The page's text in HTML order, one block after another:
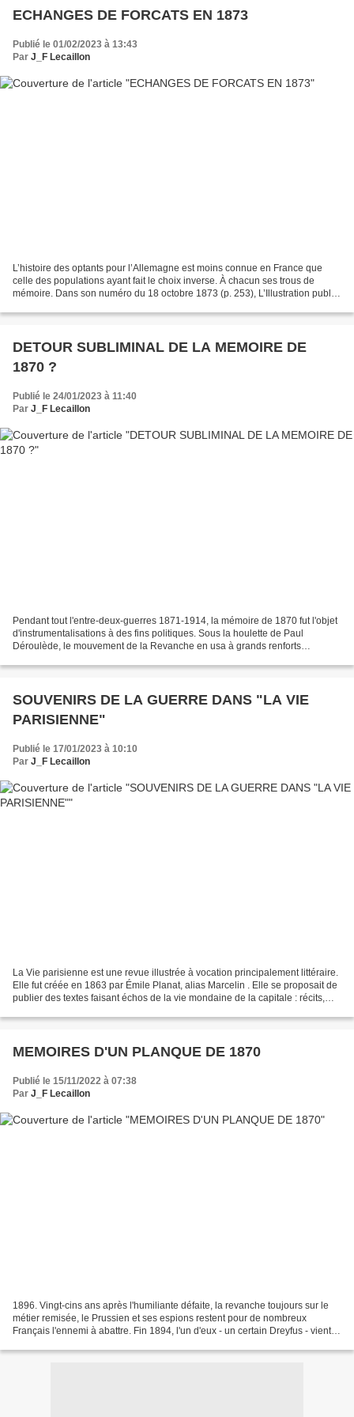
ECHANGES DE FORCATS EN 1873
Publié le 01/02/2023 à 13:43
Par J_F Lecaillon
L’histoire des optants pour l’Allemagne est moins connue en France que
celle des populations ayant fait le choix inverse. À chacun ses trous de
mémoire. Dans son numéro du 18 octobre 1873 (p. 253), L’Illustration publie
DETOUR SUBLIMINAL DE LA MEMOIRE DE
1870 ?
Publié le 24/01/2023 à 11:40
Par J_F Lecaillon
Pendant tout l'entre-deux-guerres 1871-1914, la mémoire de 1870 fut l'objet
d'instrumentalisations à des fins politiques. Sous la houlette de Paul
Déroulède, le mouvement de la Revanche en usa à grands renforts
SOUVENIRS DE LA GUERRE DANS "LA VIE
PARISIENNE"
Publié le 17/01/2023 à 10:10
Par J_F Lecaillon
La Vie parisienne est une revue illustrée à vocation principalement littéraire.
Elle fut créée en 1863 par Émile Planat, alias Marcelin . Elle se proposait de
publier des textes faisant échos de la vie mondaine de la capitale : récits,
MEMOIRES D'UN PLANQUE DE 1870
Publié le 15/11/2022 à 07:38
Par J_F Lecaillon
1896. Vingt-cins ans après l'humiliante défaite, la revanche toujours sur le
métier remisée, le Prussien et ses espions restent pour de nombreux
Français l'ennemi à abattre. Fin 1894, l'un d'eux - un certain Dreyfus - vient